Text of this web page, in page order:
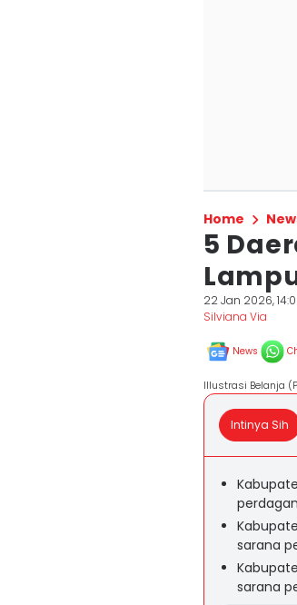
Home
5
22 Jan 2026,
Silviana Via
News
Illustrasi Belanja
Intinya Sih
sarana
sarana